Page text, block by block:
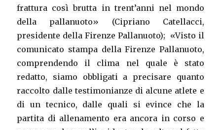
frattura così brutta in trent’anni nel mondo
della pallanuoto» (Cipriano Catellacci,
presidente della Firenze Pallanuoto); «Visto il
comunicato stampa della Firenze Pallanuoto,
comprendendo il clima nel quale è stato
redatto, siamo obbligati a precisare quanto
raccolto dalle testimonianze di alcune atlete e
di un tecnico, dalle quali si evince che la
partita di allenamento era ancora in corso e